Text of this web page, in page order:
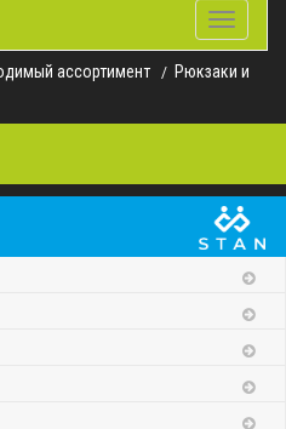
Toggle
ассортимент
Рюкзаки и